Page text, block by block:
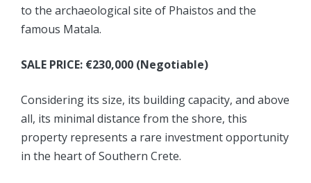
to the archaeological site of Phaistos and the
famous Matala.
SALE PRICE: €230,000 (Negotiable)
Considering its size, its building capacity, and above
all, its minimal distance from the shore, this
property represents a rare investment opportunity
in the heart of Southern Crete.